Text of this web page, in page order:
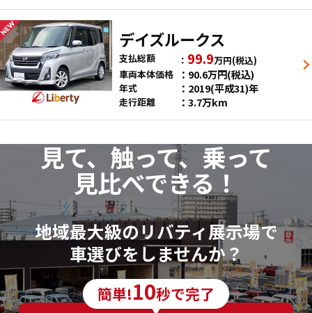
デイズルークス
支払総額 99.9万円(税込)
車両本体価格
90.6万円(税込)
年式 2019(平成31)年
走行距離 3.7万km
見て、触って、乗って
見比べできる！
地域最大級のリバティ展示場で
車選びをしませんか？
簡単!10秒で完了